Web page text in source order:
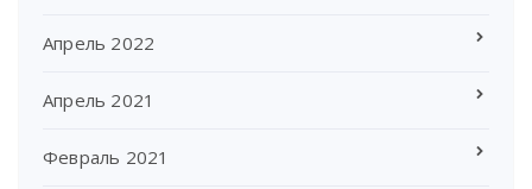
Апрель 2022
Апрель 2021
Февраль 2021